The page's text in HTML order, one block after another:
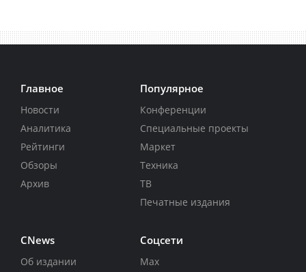
Главное
Новости
Аналитика
Рейтинги
Обзоры
Архив
Популярное
Конференции
Специальные проекты
Маркет
Техника
ТВ
Печатные издания
CNews
Об издании
Соцсети
Max